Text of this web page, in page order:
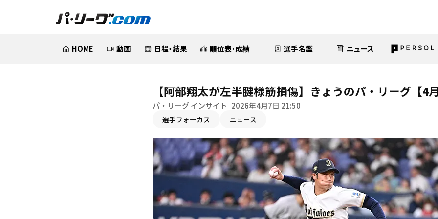
HOME 動画 日程・結果 順位表･成績 選手名鑑 ニュース
【阿部翔太が左半腱様筋損傷】きょうのパ・リーグ【4
パ・リーグ インサイト 2026年4月7日 21:50
選手フォーカス ニュース